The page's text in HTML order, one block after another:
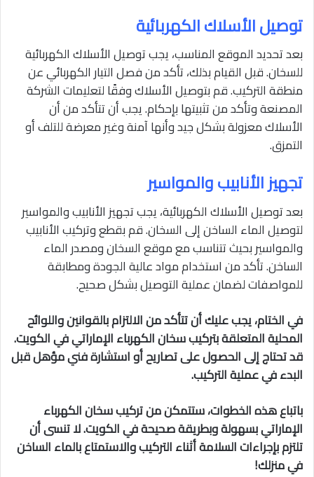
توصيل الأسلاك الكهربائية
بعد تحديد الموقع المناسب، يجب توصيل الأسلاك الكهربائية
للسخان. قبل القيام بذلك، تأكد من فصل التيار الكهربائي عن
منطقة التركيب. قم بتوصيل الأسلاك وفقًا لتعليمات الشركة
المصنعة وتأكد من تثبيتها بإحكام. يجب أن تتأكد من أن
الأسلاك معزولة بشكل جيد وأنها آمنة وغير معرضة للتلف أو
التمزق.
تجهيز الأنابيب والمواسير
بعد توصيل الأسلاك الكهربائية، يجب تجهيز الأنابيب والمواسير
لتوصيل الماء الساخن إلى السخان. قم بقطع وتركيب الأنابيب
والمواسير بحيث تتناسب مع موقع السخان ومصدر الماء
الساخن. تأكد من استخدام مواد عالية الجودة ومطابقة
للمواصفات لضمان عملية التوصيل بشكل صحيح.
في الختام، يجب عليك أن تتأكد من الالتزام بالقوانين واللوائح
المحلية المتعلقة بتركيب سخان الكهرباء الإماراتي في الكويت.
قد تحتاج إلى الحصول على تصاريح أو استشارة فني مؤهل قبل
البدء في عملية التركيب.
باتباع هذه الخطوات، ستتمكن من تركيب سخان الكهرباء
الإماراتي بسهولة وبطريقة صحيحة في الكويت. لا تنسى أن
تلتزم بإجراءات السلامة أثناء التركيب والاستمتاع بالماء الساخن
في منزلك!